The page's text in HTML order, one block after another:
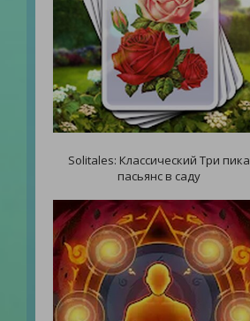
Solitales: Классический Три пика
пасьянс в саду